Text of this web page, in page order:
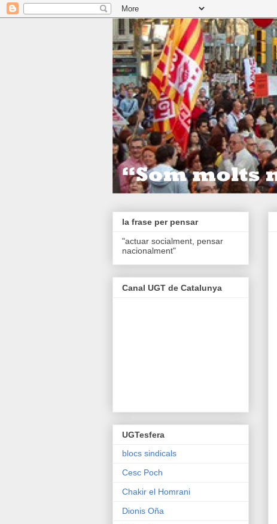
la frase per pensar
"actuar socialment, pensar
nacionalment"
Canal UGT de Catalunya
UGTesfera
blocs sindicals
Cesc Poch
Chakir el Homrani
Dionis Oña